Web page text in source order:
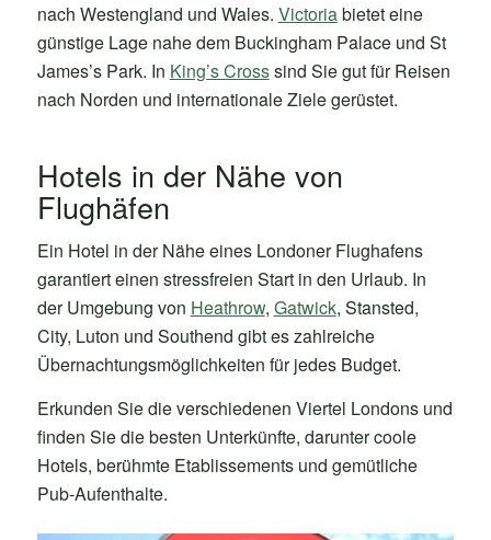
nach Westengland und Wales. Victoriabietet eine
günstige Lage nahe dem Buckingham Palace und St
James’s Park. In King’s Crosssind Sie gut für Reisen
nach Norden und internationale Ziele gerüstet.
Hotels in der Nähe von
Flughäfen
Ein Hotel in der Nähe eines Londoner Flughafens
garantiert einen stressfreien Start in den Urlaub. In
der Umgebung von Heathrow, Gatwick, Stansted,
City, Luton und Southend gibt es zahlreiche
Übernachtungsmöglichkeiten für jedes Budget.
Erkunden Sie die verschiedenen Viertel Londons und
finden Sie die besten Unterkünfte, darunter coole
Hotels, berühmte Etablissements und gemütliche
Pub-Aufenthalte.